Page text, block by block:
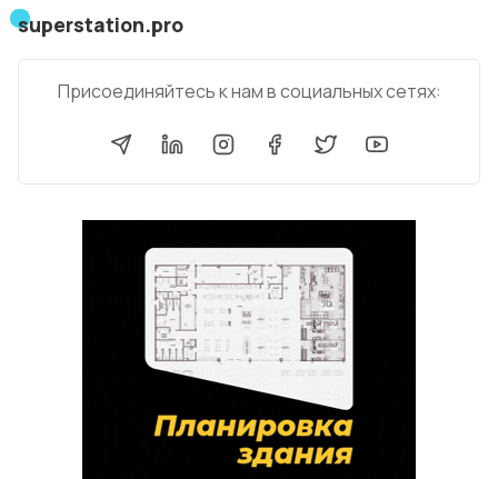
superstation.pro
Присоединяйтесь к нам в социальных сетях: